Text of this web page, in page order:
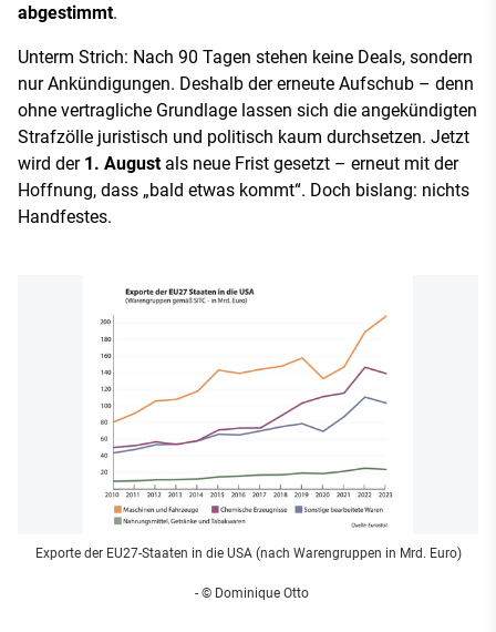
abgestimmt.
Unterm Strich: Nach 90 Tagen stehen keine Deals, sondern
nur Ankündigungen. Deshalb der erneute Aufschub – denn
ohne vertragliche Grundlage lassen sich die angekündigten
Strafzölle juristisch und politisch kaum durchsetzen. Jetzt
wird der 1. Augustals neue Frist gesetzt – erneut mit der
Hoffnung, dass „bald etwas kommt“. Doch bislang: nichts
Handfestes.
Exporte der EU27-Staaten in die USA (nach Warengruppen in Mrd. Euro)
- © Dominique Otto